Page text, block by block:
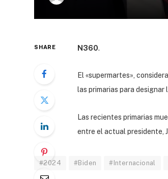
SHARE N360.
El «supermartes»,
las primarias para
Las recientes primarias
entre el actual presidente,
#2024 #Biden #Internacional